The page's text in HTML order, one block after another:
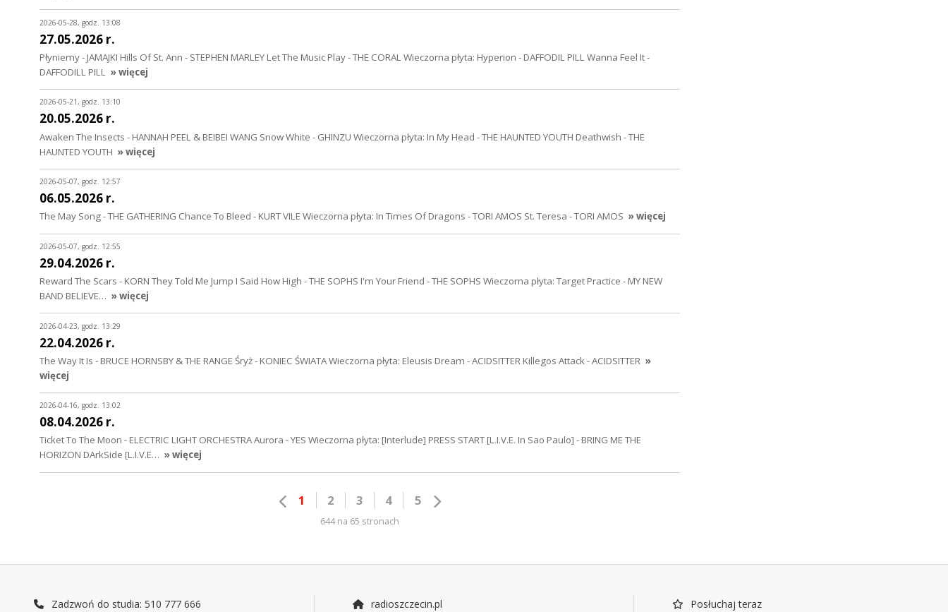
2026-05-28, godz. 13:08
27.05.2026 r.
Płyniemy - JAMAJKI Hills Of St. Ann - STEPHEN MARLEY Let The Music Play - THE CORAL Wieczorna płyta: Hyperion - DAFFODIL PILL Wanna Feel It -
DAFFODILL PILL » więcej
2026-05-21, godz. 13:10
20.05.2026 r.
Awaken The Insects - HANNAH PEEL & BEIBEI WANG Snow White - GHINZU Wieczorna płyta: In My Head - THE HAUNTED YOUTH Deathwish - THE
HAUNTED YOUTH » więcej
2026-05-07, godz. 12:57
06.05.2026 r.
The May Song - THE GATHERING Chance To Bleed - KURT VILE Wieczorna płyta: In Times Of Dragons - TORI AMOS St. Teresa - TORI AMOS » więcej
2026-05-07, godz. 12:55
29.04.2026 r.
Reward The Scars - KORN They Told Me Jump I Said How High - THE SOPHS I'm Your Friend - THE SOPHS Wieczorna płyta: Target Practice - MY NEW
BAND BELIEVE… » więcej
2026-04-23, godz. 13:29
22.04.2026 r.
The Way It Is - BRUCE HORNSBY & THE RANGE Śryż - KONIEC ŚWIATA Wieczorna płyta: Eleusis Dream - ACIDSITTER Killegos Attack - ACIDSITTER »
więcej
2026-04-16, godz. 13:02
08.04.2026 r.
Ticket To The Moon - ELECTRIC LIGHT ORCHESTRA Aurora - YES Wieczorna płyta: [Interlude] PRESS START [L.I.V.E. In Sao Paulo] - BRING ME THE
HORIZON DArkSide [L.I.V.E… » więcej
1 2 3 4 5
644 na 65 stronach
Zadzwoń do studia: 510 777 666 radioszczecin.pl Posłuchaj teraz